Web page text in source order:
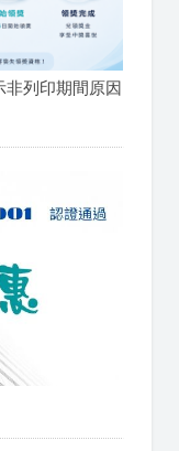
非列印期間原因